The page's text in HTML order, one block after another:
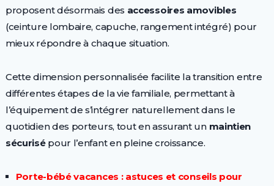
proposent désormais des accessoires amovibles
(ceinture lombaire, capuche, rangement intégré) pour
mieux répondre à chaque situation.
Cette dimension personnalisée facilite la transition entre
différentes étapes de la vie familiale, permettant à
l’équipement de s’intégrer naturellement dans le
quotidien des porteurs, tout en assurant un maintien
sécurisépour l’enfant en pleine croissance.
Porte-bébé vacances : astuces et conseils pour